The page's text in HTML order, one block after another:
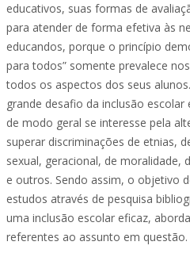
educativos, suas formas de
para atender de forma efetiva às
educandos, porque o princípio
para todos” somente prevalece
todos os aspectos dos seus
grande desafio da inclusão
de modo geral se interesse pela
superar discriminações de etnias,
sexual, geracional, de moralidade,
e outros. Sendo assim, o objetivo
estudos através de pesquisa
uma inclusão escolar eficaz,
referentes ao assunto em questão.